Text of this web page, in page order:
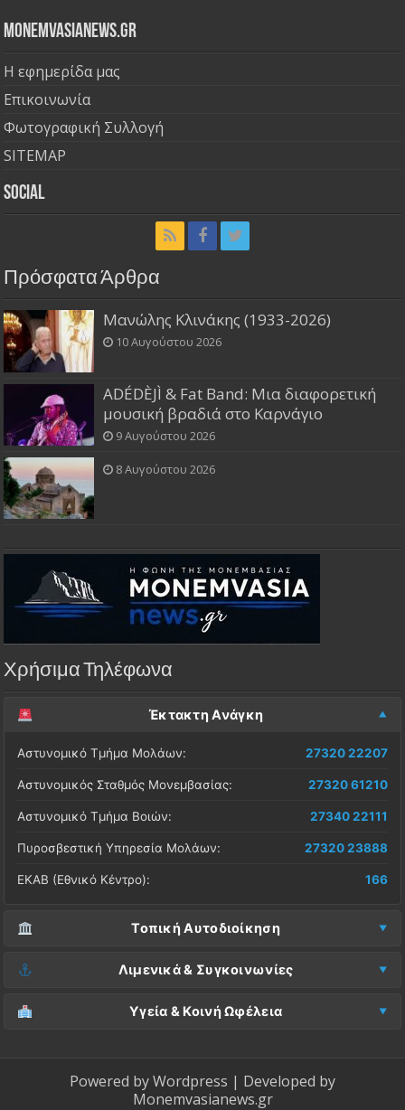
Monemvasianews.gr
Η εφημερίδα μας
Επικοινωνία
Φωτογραφική Συλλογή
SITEMAP
Social
Πρόσφατα Άρθρα
Μανώλης Κλινάκης (1933-2026)
10 Αυγούστου 2026
ADÉDÈJÌ & Fat Band: Μια διαφορετική
μουσική βραδιά στο Καρνάγιο
9 Αυγούστου 2026
8 Αυγούστου 2026
Χρήσιμα Τηλέφωνα
Έκτακτη Ανάγκη
Αστυνομικό Τμήμα Μολάων: 27320 22207
Αστυνομικός Σταθμός Μονεμβασίας: 27320 61210
Αστυνομικό Τμήμα Βοιών: 27340 22111
Πυροσβεστική Υπηρεσία Μολάων: 27320 23888
ΕΚΑΒ (Εθνικό Κέντρο): 166
Τοπική Αυτοδιοίκηση
Δήμος Μονεμβασίας (Έδρα):
ΚΕΠ Βοιών: 27340 24087
Λιμενικά & Συγκοινωνίες
Λιμεναρχείο Μονεμβασίας:
ΚΤΕΛ Λακωνίας (Σταθμός Μονεμβασίας):
Υγεία & Κοινή Ωφέλεια
Κέντρο Υγείας Νεάπολης: 27340 22500
Powered byWordpress | Developed by
Monemvasianews.gr